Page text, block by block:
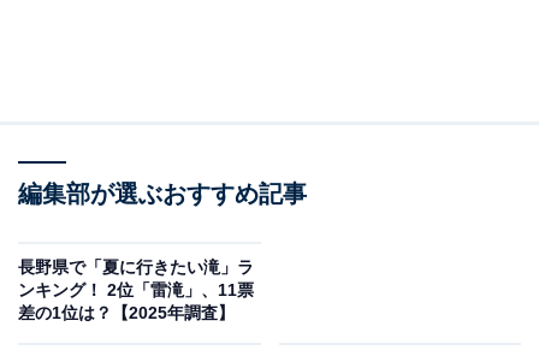
編集部が選ぶおすすめ記事
長野県で「夏に行きたい滝」ラ
ンキング！ 2位「雷滝」、11票
差の1位は？【2025年調査】